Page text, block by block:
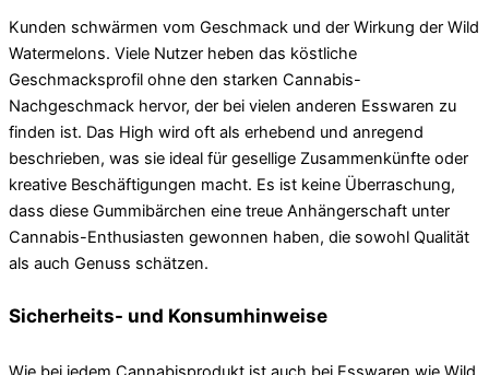
Kunden schwärmen vom Geschmack und der Wirkung der Wild
Watermelons. Viele Nutzer heben das köstliche
Geschmacksprofil ohne den starken Cannabis-
Nachgeschmack hervor, der bei vielen anderen Esswaren zu
finden ist. Das High wird oft als erhebend und anregend
beschrieben, was sie ideal für gesellige Zusammenkünfte oder
kreative Beschäftigungen macht. Es ist keine Überraschung,
dass diese Gummibärchen eine treue Anhängerschaft unter
Cannabis-Enthusiasten gewonnen haben, die sowohl Qualität
als auch Genuss schätzen.
Sicherheits- und Konsumhinweise